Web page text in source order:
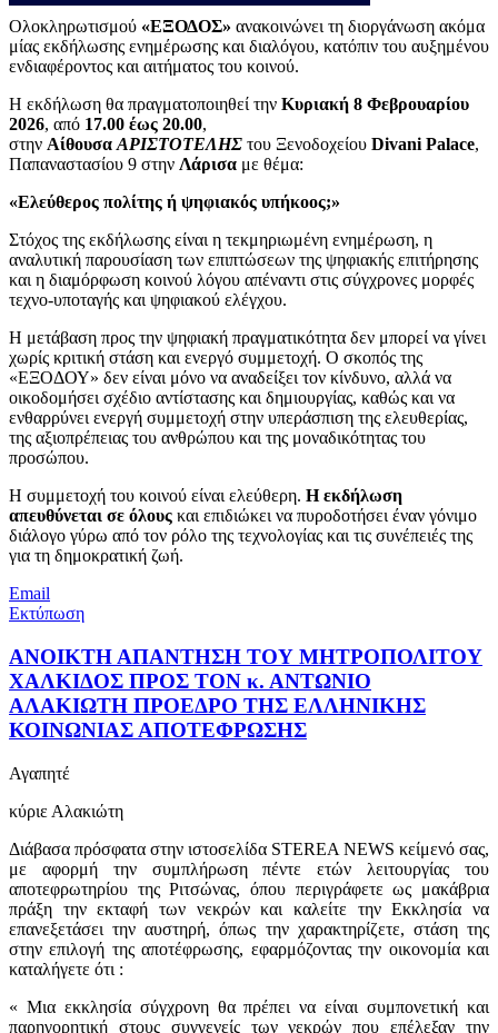
Ολοκληρωτισμού «ΕΞΟΔΟΣ» ανακοινώνει τη διοργάνωση ακόμα
μίας εκδήλωσης ενημέρωσης και διαλόγου, κατόπιν του αυξημένου
ενδιαφέροντος και αιτήματος του κοινού.
Η εκδήλωση θα πραγματοποιηθεί την Κυριακή 8 Φεβρουαρίου
2026, από 17.00 έως 20.00,
στην Αίθουσα ΑΡΙΣΤΟΤΕΛΗΣ του Ξενοδοχείου Divani Palace,
Παπαναστασίου 9 στην Λάρισα με θέμα:
«Ελεύθερος πολίτης ή ψηφιακός υπήκοος;»
Στόχος της εκδήλωσης είναι η τεκμηριωμένη ενημέρωση, η
αναλυτική παρουσίαση των επιπτώσεων της ψηφιακής επιτήρησης
και η διαμόρφωση κοινού λόγου απέναντι στις σύγχρονες μορφές
τεχνο-υποταγής και ψηφιακού ελέγχου.
Η μετάβαση προς την ψηφιακή πραγματικότητα δεν μπορεί να γίνει
χωρίς κριτική στάση και ενεργό συμ­μετοχή. Ο σκοπός της
«ΕΞΟΔΟΥ» δεν είναι μόνο να αναδείξει τον κίνδυνο, αλλά να
οικοδομήσει σχέδιο αντίστασης και δημιουργίας, καθώς και να
ενθαρρύνει ενεργή συμμετοχή στην υπεράσπιση της ελευθερίας,
της αξιοπρέπειας του ανθρώπου και της μοναδικότητας του
προσώπου.
Η συμμετοχή του κοινού είναι ελεύθερη. Η εκδήλωση
απευθύνεται σε όλους και επιδιώκει να πυροδοτήσει έναν γόνιμο
διάλογο γύρω από τον ρόλο της τεχνολογίας και τις συνέπειές της
για τη δημοκρατική ζωή.
Email
Εκτύπωση
ΑΝΟΙΚΤΗ ΑΠΑΝΤΗΣΗ ΤΟΥ ΜΗΤΡΟΠΟΛΙΤΟΥ
ΧΑΛΚΙΔΟΣ ΠΡΟΣ ΤΟΝ κ. ΑΝΤΩΝΙΟ
ΑΛΑΚΙΩΤΗ ΠΡΟΕΔΡΟ ΤΗΣ ΕΛΛΗΝΙΚΗΣ
ΚΟΙΝΩΝΙΑΣ ΑΠΟΤΕΦΡΩΣΗΣ
Αγαπητέ
κύριε Αλακιώτη
Διάβασα πρόσφατα στην ιστοσελίδα STEREA NEWS κείμενό σας,
με αφορμή την συμπλήρωση πέντε ετών λειτουργίας του
αποτεφρωτηρίου της Ριτσώνας, όπου περιγράφετε ως μακάβρια
πράξη την εκταφή των νεκρών και καλείτε την Εκκλησία να
επανεξετάσει την αυστηρή, όπως την χαρακτηρίζετε, στάση της
στην επιλογή της αποτέφρωσης, εφαρμόζοντας την οικονομία και
καταλήγετε ότι :
« Μια εκκλησία σύγχρονη θα πρέπει να είναι συμπονετική και
παρηγορητική στους συγγενείς των νεκρών που επέλεξαν την